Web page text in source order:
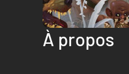
À propos